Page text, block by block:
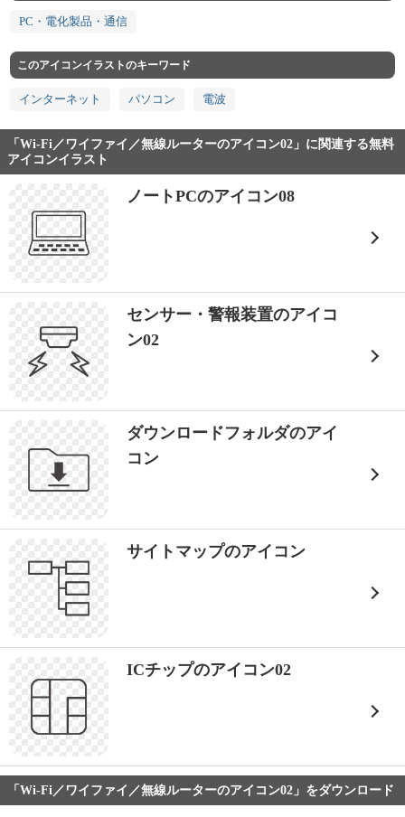
PC・電化製品・通信
このアイコンイラストのキーワード
インターネット パソコン 電波
「Wi-Fi／ワイファイ／無線ルーターのアイコン02」に関連する無料
アイコンイラスト
ノートPCのアイコン08
センサー・警報装置のアイコ
ン02
ダウンロードフォルダのアイ
コン
サイトマップのアイコン
ICチップのアイコン02
「Wi-Fi／ワイファイ／無線ルーターのアイコン02」をダウンロード